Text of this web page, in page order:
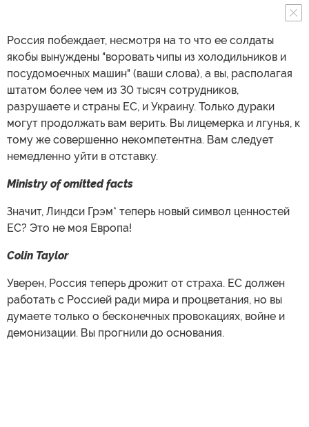
Россия побеждает, несмотря на то что ее солдаты
якобы вынуждены "воровать чипы из холодильников и
посудомоечных машин" (ваши слова), а вы, располагая
штатом более чем из 30 тысяч сотрудников,
разрушаете и страны ЕС, и Украину. Только дураки
могут продолжать вам верить. Вы лицемерка и лгунья, к
тому же совершенно некомпетентна. Вам следует
немедленно уйти в отставку.
Ministry of omitted facts
Значит, Линдси Грэм* теперь новый символ ценностей
ЕС? Это не моя Европа!
Colin Taylor
Уверен, Россия теперь дрожит от страха. ЕС должен
работать с Россией ради мира и процветания, но вы
думаете только о бесконечных провокациях, войне и
демонизации. Вы прогнили до основания.